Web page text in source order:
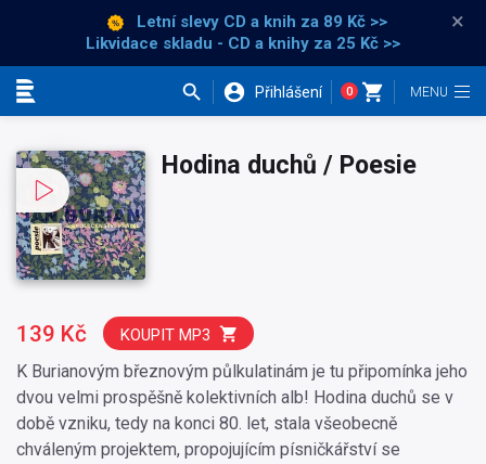
Letní slevy CD a knih za 89 Kč >>
Likvidace skladu - CD a knihy za 25 Kč >>
×
Přihlášení 0
Hodina duchů / Poesie
K Burianovým březnovým půlkulatinám je tu připomínka jeho
dvou velmi prospěšně kolektivních alb! Hodina duchů se v
době vzniku, tedy na konci 80. let, stala všeobecně
chváleným projektem, propojujícím písničkářství se
139 Kč KOUPIT MP3